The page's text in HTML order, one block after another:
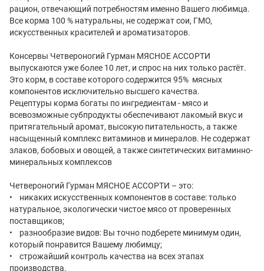
рацион, отвечающий потребностям именно Вашего любимца.
Все корма 100 % натуральны, не содержат сои, ГМО,
искусственных красителей и ароматизаторов.
Консервы Четвероногий Гурман МЯСНОЕ АССОРТИ
выпускаются уже более 10 лет, и спрос на них только растёт.
Это корм, в составе которого содержится 95% мясных
компонентов исключительно высшего качества.
Рецептуры корма богаты по ингредиентам - мясо и
всевозможные субпродукты обеспечивают лакомый вкус и
притягательный аромат, высокую питательность, а также
насыщенный комплекс витаминов и минералов. Не содержат
злаков, бобовых и овощей, а также синтетических витаминно-
минеральных комплексов
Четвероногий Гурман МЯСНОЕ АССОРТИ – это:
• никаких искусственных компонентов в составе: только
натуральное, экологически чистое мясо от проверенных
поставщиков;
• разнообразие видов: Вы точно подберете минимум один,
который понравится Вашему любимцу;
• строжайший контроль качества на всех этапах
производства.